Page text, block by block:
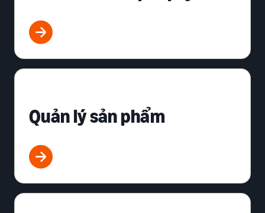
Quản lý sản phẩm